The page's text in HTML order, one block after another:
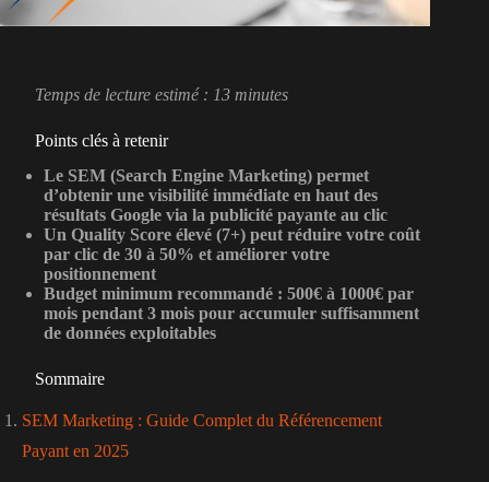
Temps de lecture estimé : 13 minutes
Points clés à retenir
Le SEM (Search Engine Marketing) permet
d’obtenir une visibilité immédiate en haut des
résultats Google via la publicité payante au clic
Un Quality Score élevé (7+) peut réduire votre coût
par clic de 30 à 50% et améliorer votre
positionnement
Budget minimum recommandé : 500€ à 1000€ par
mois pendant 3 mois pour accumuler suffisamment
de données exploitables
Sommaire
SEM Marketing : Guide Complet du Référencement
Payant en 2025